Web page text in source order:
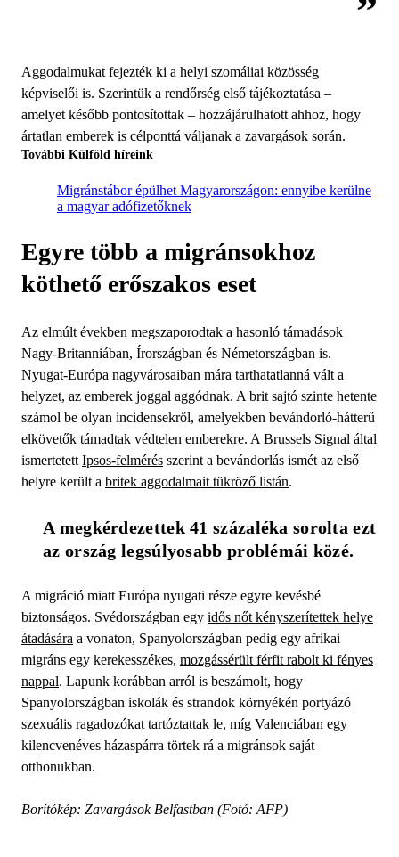
Aggodalmukat fejezték ki a helyi szomáliai közösség
képviselői is. Szerintük a rendőrség első tájékoztatása –
amelyet később pontosítottak – hozzájárulhatott ahhoz, hogy
ártatlan emberek is célponttá váljanak a zavargások során.
További Külföld híreink
Migránstábor épülhet Magyarországon: ennyibe kerülne
a magyar adófizetőknek
Egyre több a migránsokhoz
köthető erőszakos eset
Az elmúlt években megszaporodtak a hasonló támadások
Nagy-Britanniában, Írországban és Németországban is.
Nyugat-Európa nagyvárosaiban mára tarthatatlanná vált a
helyzet, az emberek joggal aggódnak. A brit sajtó szinte hetente
számol be olyan incidensekről, amelyekben bevándorló-hátterű
elkövetők támadtak védtelen emberekre. A Brussels Signal által
ismertetett Ipsos-felmérés szerint a bevándorlás ismét az első
helyre került a britek aggodalmait tükröző listán.
A megkérdezettek 41 százaléka sorolta ezt
az ország legsúlyosabb problémái közé.
A migráció miatt Európa nyugati része egyre kevésbé
biztonságos. Svédországban egy idős nőt kényszerítettek helye
átadására a vonaton, Spanyolországban pedig egy afrikai
migráns egy kerekesszékes, mozgássérült férfit rabolt ki fényes
nappal. Lapunk korábban arról is beszámolt, hogy
Spanyolországban iskolák és strandok környékén portyázó
szexuális ragadozókat tartóztattak le, míg Valenciában egy
kilencvenéves házaspárra törtek rá a migránsok saját
otthonukban.
Borítókép: Zavargások Belfastban (Fotó: AFP)